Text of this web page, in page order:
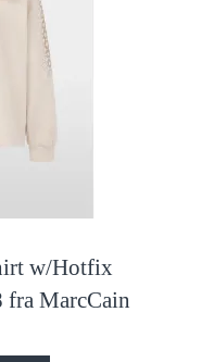
w/Hotfix
fra MarcCain